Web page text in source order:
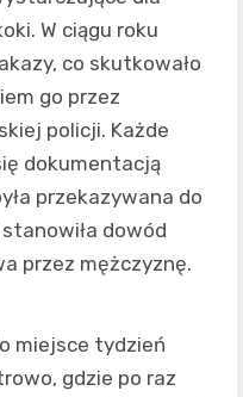
W ciągu roku
co skutkowało
go przez
policji. Każde
dokumentacją
przekazywana do
dowód
przez mężczyznę.
miejsce tydzień
gdzie po raz